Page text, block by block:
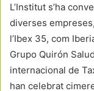
L’Institut s’ha
diverses
l’Ibex 35, com
Grupo Quirón
internacional de
han celebrat